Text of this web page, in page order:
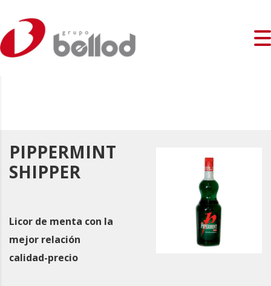
PIPPERMINT
SHIPPER
Licor de menta con la
mejor relación
calidad-precio